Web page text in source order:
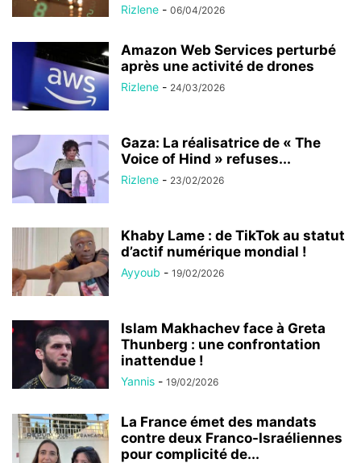
Rizlene - 06/04/2026
Amazon Web Services perturbé
après une activité de drones
Rizlene - 24/03/2026
Gaza: La réalisatrice de « The
Voice of Hind » refuses...
Rizlene - 23/02/2026
Khaby Lame : de TikTok au statut
d’actif numérique mondial !
Ayyoub - 19/02/2026
Islam Makhachev face à Greta
Thunberg : une confrontation
inattendue !
Yannis - 19/02/2026
La France émet des mandats
contre deux Franco-Israéliennes
pour complicité de...